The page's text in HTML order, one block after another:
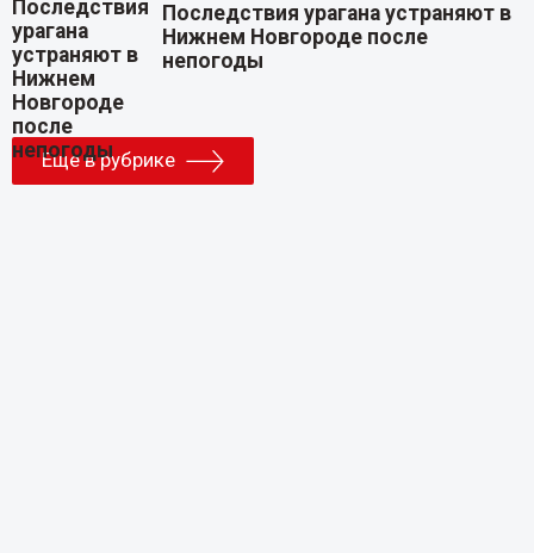
Последствия урагана устраняют в
Нижнем Новгороде после
непогоды
Еще в рубрике